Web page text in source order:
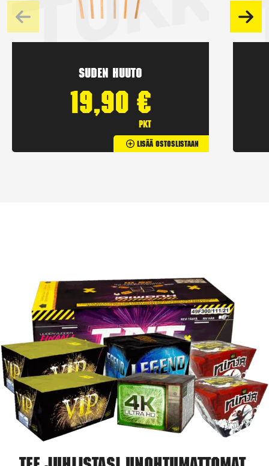
Suden huuto
19,90 €
pkt
Lisää Ostoslistaan